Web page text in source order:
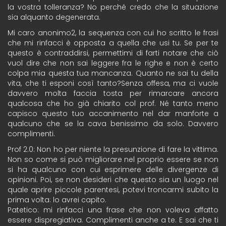
la vostra tolleranza? No perché credo che la situazione
sia alquanto degenerata.
Mi caro anonimo2, la sequenza con cui ho scritto le frasi
che mi rinfacci è opposta a quella che usi tu. Se per te
questo è contraddirsi, permettimi di farti notare che ciò
vuol dire che non sai leggere fra le righe e non è certo
colpa mia questa tua mancanza. Quanto ne sai tu della
vita, che ti esponi così tanto?Senza offesa, ma ci vuole
davvero molta faccia tosta per rimarcare ancora
qualcosa che ho già chiarito col prof. Né tanto meno
capisco questo tuo accanimento nel dar manforte a
qualcuno che se la cava benissimo da solo. Davvero
complimenti.
Prof 2.0: Non ho per niente la presunzione di fare la vittima.
Non so come si può migliorare nel proprio essere se non
si ha qualcuno con cui esprimere delle divergenze di
opinioni. Poi, se non desideri che questo sia un luogo nel
quale aprire piccole parentesi, potevi troncarmi subito la
prima volta: lo avrei capito.
Patetico: mi rinfacci una frase che non voleva affatto
essere dispregiativa. Complimenti anche a te. E sai che ti